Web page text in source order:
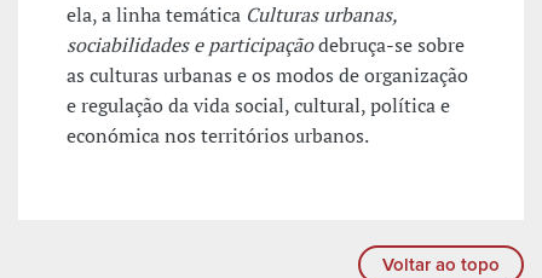
ela, a linha temática Culturas urbanas,
sociabilidades e participaçãodebruça-se sobre
as culturas urbanas e os modos de organização
e regulação da vida social, cultural, política e
económica nos territórios urbanos.
Voltar ao topo